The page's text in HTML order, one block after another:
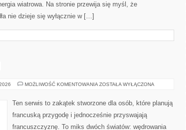
wiatrowa. Na stronie przewija się myśl, że
nie dzieje się wyłącznie w […]
MOŻLIWOŚĆ KOMENTOWANIA STYL
ZOSTAŁA WYŁĄCZONA
Ten serwis to zakątek stworzone dla osób, które planują
francuską przygodę i jednocześnie przyswajają
francuszczyznę. To miks dwóch światów: wędrowania